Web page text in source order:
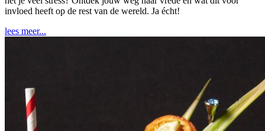
invloed heeft op de rest van de wereld. Ja écht!
lees meer...